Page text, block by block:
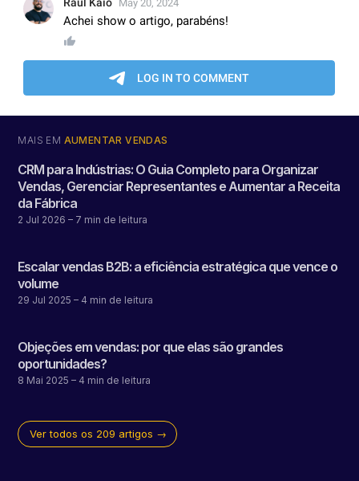
MAIS EM AUMENTAR VENDAS
CRM para Indústrias: O Guia Completo para Organizar
Vendas, Gerenciar Representantes e Aumentar a Receita
da Fábrica
2 Jul 2026 – 7 min de leitura
Escalar vendas B2B: a eficiência estratégica que vence o
volume
29 Jul 2025 – 4 min de leitura
Objeções em vendas: por que elas são grandes
oportunidades?
8 Mai 2025 – 4 min de leitura
Ver todos os 209 artigos →